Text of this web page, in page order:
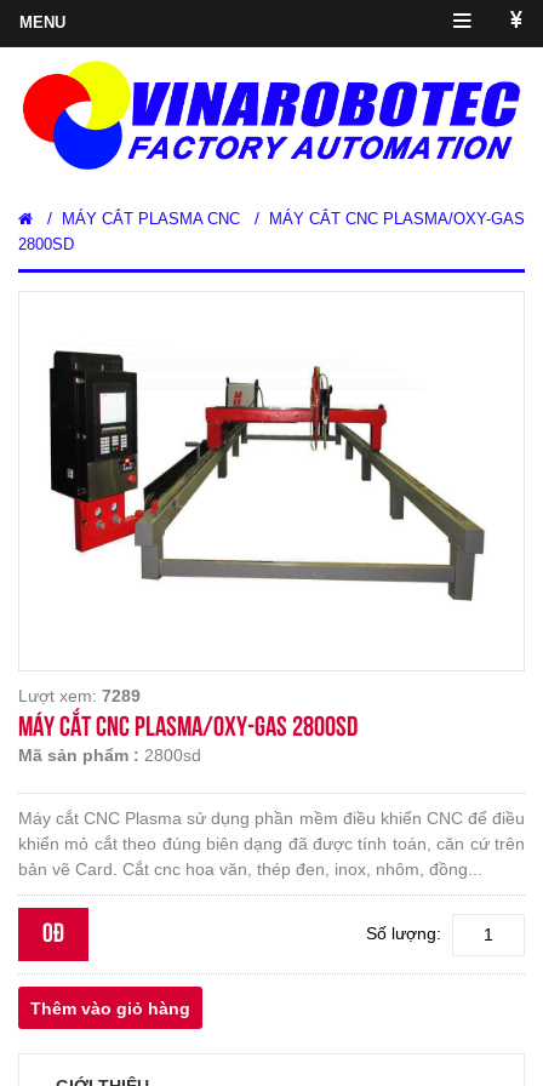
/ MÁY CẮT PLASMA CNC /
MÁY CẮT CNC PLASMA/OXY-GAS
2800SD
Lượt xem: 7289
MÁY CẮT CNC PLASMA/OXY-GAS 2800SD
Mã sản phẩm : 2800sd
Máy cắt CNC Plasma sử dụng phần mềm điều khiển CNC để điều
khiển mỏ cắt theo đúng biên dạng đã được tính toán, căn cứ trên
bản vẽ Card. Cắt cnc hoa văn, thép đen, inox, nhôm, đồng...
0đ Số lượng: